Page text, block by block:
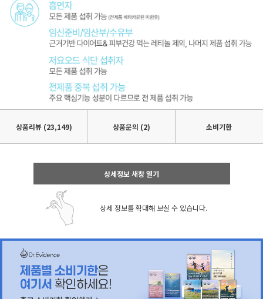
상품리뷰 (23,149) 상품문의 (2) 소비기한
상세정보 새창 열기
상세 정보를 확대해 보실 수 있습니다.